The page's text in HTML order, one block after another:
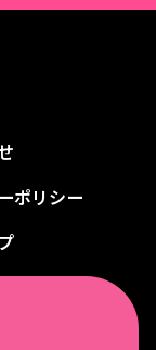
ポリシー